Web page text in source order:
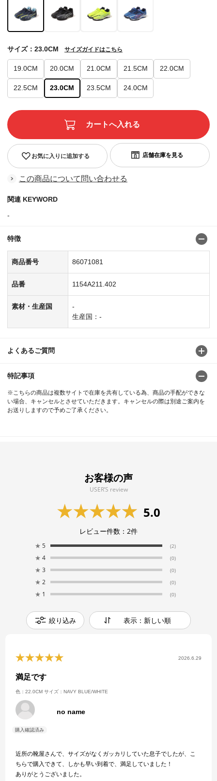
19.0CM 20.0CM 21.0CM 21.5CM 22.0CM
22.5CM 23.0CM 23.5CM 24.0CM
サイズ：23.0CM サイズガイドはこちら
お気に入りに追加する
この商品について問い合わせる
関連 KEYWORD
-
特徴
商品番号 86071081
品番 1154A211.402
素材・生産国
-
生産国：-
よくあるご質問
特記事項
※こちらの商品は複数サイトで在庫を共有している為、商品の手配ができな
い場合、キャンセルとさせていただきます。キャンセルの際は別途ご案内を
お送りしますので予めご了承ください。
お客様の声
USER’S review
5.0
レビュー件数： 2件
★ 5 (2)
★ 4 (0)
★ 3 (0)
★ 2 (0)
★ 1 (0)
絞り込み 表示：新しい順
2026.6.29
満足です
色：22.0CM サイズ：NAVY BLUE/WHITE
no name
近所の靴屋さんで、サイズがなくガッカリしていた息子でしたが、こ
ちらで購入できて、しかも早い到着で、満足していました！
ありがとうございました。